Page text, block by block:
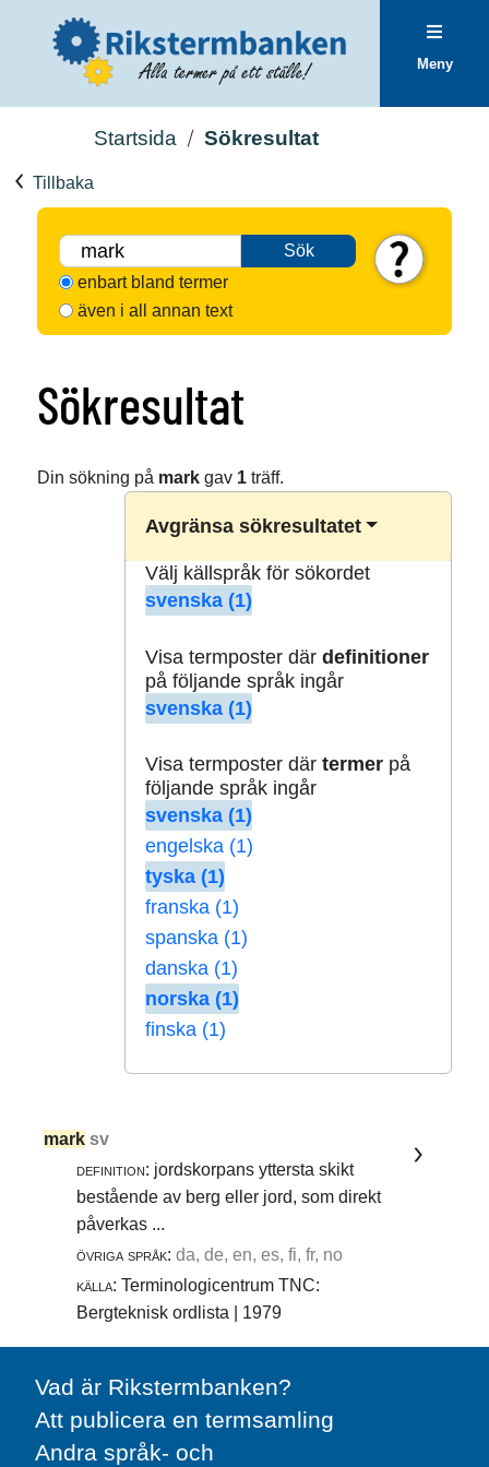
Meny
Startsida Sökresultat
Tillbaka
Sök
enbart bland termer
även i all annan text
Sökresultat
Din sökning på markgav 1träff.
Avgränsa sökresultatet
Välj källspråk för sökordet
svenska (1)
Visa termposter där definitioner
på följande språk ingår
svenska (1)
Visa termposter där termerpå
följande språk ingår
svenska (1)
engelska (1)
tyska (1)
franska (1)
spanska (1)
danska (1)
norska (1)
finska (1)
mark sv
definition: jordskorpans yttersta skikt
bestående av berg eller jord, som direkt
påverkas ...
övriga språk: da, de, en, es, fi, fr, no
källa: Terminologicentrum TNC:
Bergteknisk ordlista | 1979
Vad är Rikstermbanken?
Att publicera en termsamling
Andra språk- och